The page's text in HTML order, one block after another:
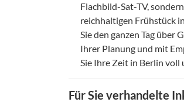
Flachbild-Sat-TV,
reichhaltigen Frühstück
Sie den ganzen Tag über
Ihrer Planung und mit
Sie Ihre Zeit in Berlin voll
Für Sie verhandelte